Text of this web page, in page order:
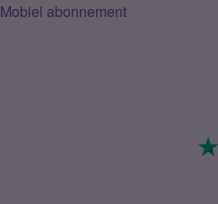
Mobiel abonnement